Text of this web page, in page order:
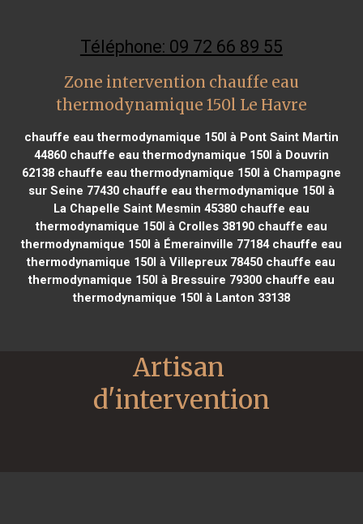
Téléphone: 09 72 66 89 55
Zone intervention chauffe eau
thermodynamique 150l Le Havre
chauffe eau thermodynamique 150l à Pont Saint Martin
44860chauffe eau thermodynamique 150l à Douvrin
62138chauffe eau thermodynamique 150l à Champagne
sur Seine 77430chauffe eau thermodynamique 150l à
La Chapelle Saint Mesmin 45380chauffe eau
thermodynamique 150l à Crolles 38190chauffe eau
thermodynamique 150l à Émerainville 77184chauffe eau
thermodynamique 150l à Villepreux 78450 chauffe eau
thermodynamique 150l à Bressuire 79300chauffe eau
thermodynamique 150l à Lanton 33138
Artisan
d'intervention